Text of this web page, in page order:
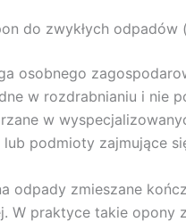
do zwykłych odpadów
osobnego
w rozdrabnianiu i
w
podmioty zajmujące
odpady zmieszane
W praktyce takie opony